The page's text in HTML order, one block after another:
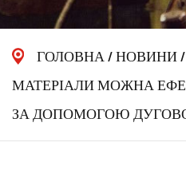
ГОЛОВНА /НОВИНИ/
МАТЕРІАЛИ МОЖНА
ЗА ДОПОМОГОЮ